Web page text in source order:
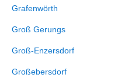
Grafenwörth
Groß Gerungs
Groß-Enzersdorf
Großebersdorf